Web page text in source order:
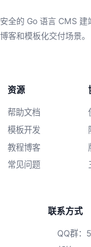
全的 Go 语言 CMS 建
客和模板化交付场景。
资源
帮助文档
模板开发
教程博客
常见问题
联系方式
QQ群